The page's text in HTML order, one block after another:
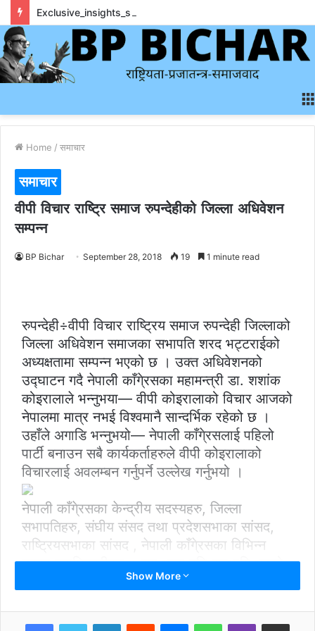
Home / समाचार
समाचार
वीपी विचार राष्ट्रि समाज रुपन्देहीको जिल्ला अधिवेशन
सम्पन्न
BP Bichar September 28, 2018 19 1 minute read
रुपन्देही÷वीपी विचार राष्ट्रिय समाज रुपन्देही जिल्लाको
जिल्ला अधिवेशन समाजका सभापति शरद भट्टराईको
अध्यक्षतामा सम्पन्न भएको छ । उक्त अधिवेशनको
उद्घाटन गदै नेपाली काँगे्रसका महामन्त्री डा. शशांक
कोइरालाले भन्नुभया— वीपी कोइरालाको विचार आजको
नेपालमा मात्र नभई विश्वमानै सान्दर्भिक रहेको छ ।
उहाँले अगाडि भन्नुभयो— नेपाली काँगे्रसलाई पहिलो
पार्टी बनाउन सबै कार्यकर्ताहरुले वीपी कोइरालाको
विचारलाई अवलम्बन गर्नुपर्ने उल्लेख गर्नुभयो ।
नेपाली काँगे्रसका केन्द्रीय सदस्यहरु, जिल्ला
सभापतिहरु, संघीय संसद तथा प्रदेशसभाका सांसद,
राष्ट्रियसभाका सांसद , नेपाली काँगे्रसका विभिन्न
तहका पदाधिकारीहरु ३ सय भन्दा बढि सहभागि भएको
उक्त अधिवेशनले शरद भट्टराईलाई वीपी विचार
Show More
LinkedInReddit MessengerWhatsAppViber Share via Email